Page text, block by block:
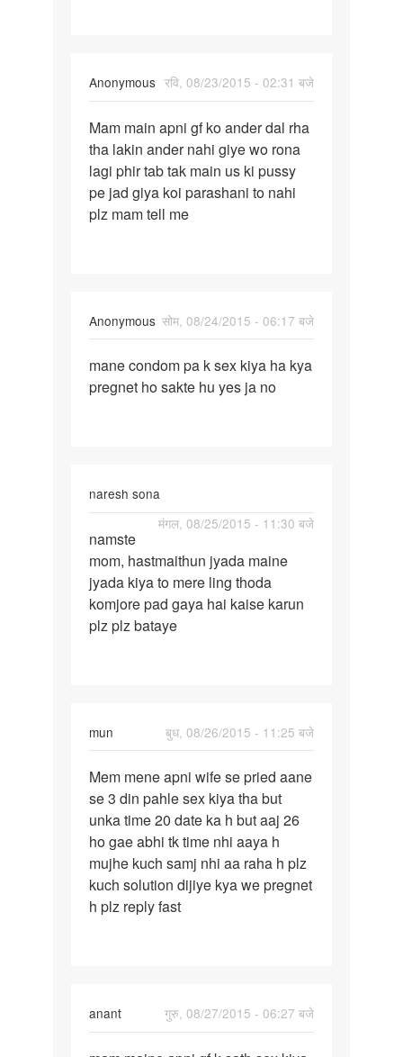
Anonymous रवि, 08/23/2015 - 02:31 बजे
Mam
main
apni
gf
ko
Mam main apni gf ko ander dal rha
tha lakin ander nahi giye wo rona
lagi phir tab tak main us ki pussy
pe jad giya koi parashani to nahi
plz mam tell me
Anonymous सोम, 08/24/2015 - 06:17 बजे
mane
condom
ha
mane condom pa k sex kiya ha kya
pregnet ho sakte hu yes ja no
naresh sona
मंगल, 08/25/2015 - 11:30 बजे
namste
mom,
hastmaithun
jyada
namste
mom, hastmaithun jyada maine
jyada kiya to mere ling thoda
komjore pad gaya hai kaise karun
plz plz bataye
mun
बुध, 08/26/2015 - 11:25 बजे
Mem
mene
apni
wife
se
pried
Mem mene apni wife se pried aane
se 3 din pahle sex kiya tha but
unka time 20 date ka h but aaj 26
ho gae abhi tk time nhi aaya h
mujhe kuch samj nhi aa raha h plz
kuch solution dijiye kya we pregnet
h plz reply fast
anant
गुरु, 08/27/2015 - 06:27 बजे